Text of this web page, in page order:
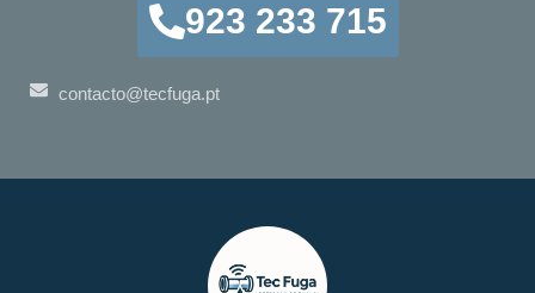
923 233 715
contacto@tecfuga.pt